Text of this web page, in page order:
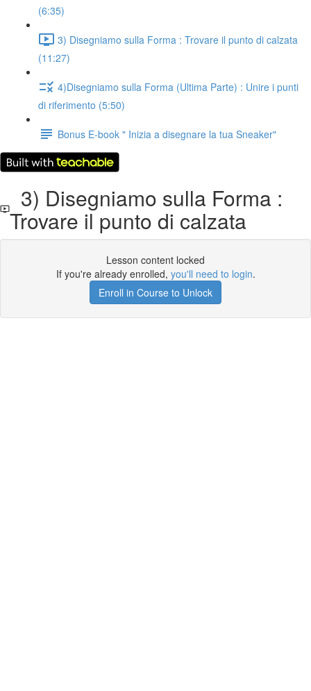
(6:35)
3) Disegniamo sulla Forma : Trovare il punto di calzata
(11:27)
4)Disegniamo sulla Forma (Ultima Parte) : Unire i punti
di riferimento (5:50)
Bonus E-book " Inizia a disegnare la tua Sneaker"
3) Disegniamo sulla Forma :
Trovare il punto di calzata
Lesson content locked
If you're already enrolled, you'll need to login.
Enroll in Course to Unlock